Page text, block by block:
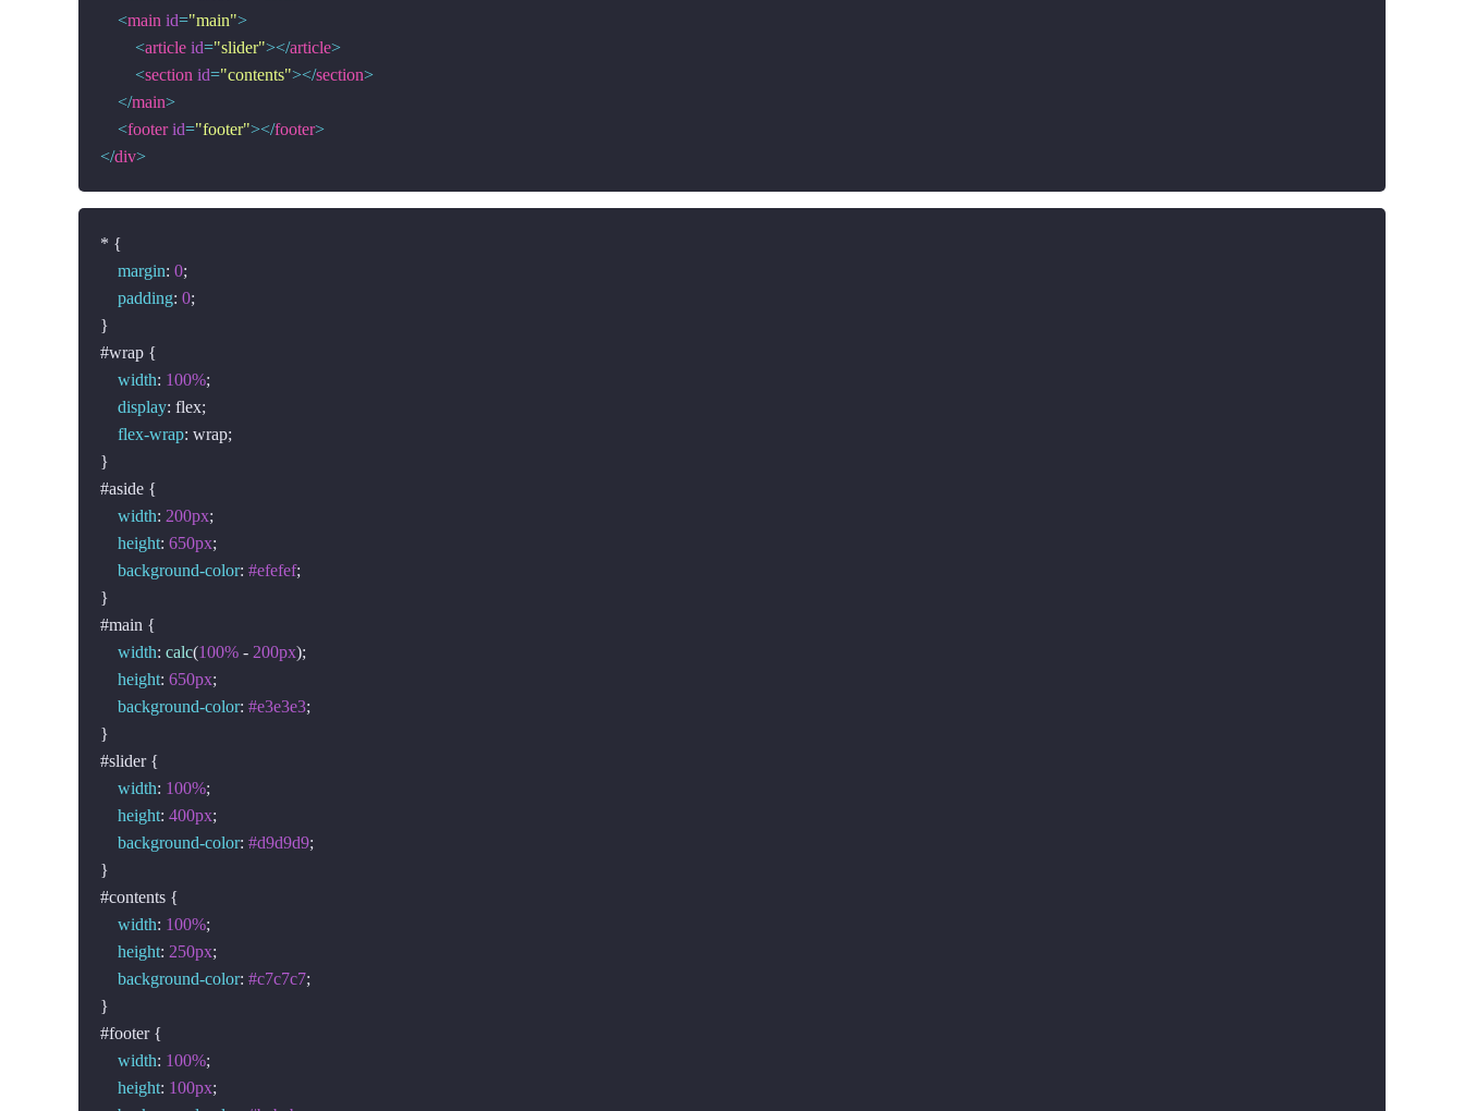
<main id="main">
<article id="slider"></article>
<section id="contents"></section>
</main>
<footer id="footer"></footer>
</div>
* {
margin: 0;
padding: 0;
#wrap {
width: 100%;
display: flex;
flex-wrap: wrap;
#aside {
width: 200px;
height: 650px;
background-color: #efefef;
#main {
width: calc(100% - 200px);
height: 650px;
background-color: #e3e3e3;
#slider {
width: 100%;
height: 400px;
background-color: #d9d9d9;
#contents {
width: 100%;
height: 250px;
background-color: #c7c7c7;
#footer {
width: 100%;
height: 100px;